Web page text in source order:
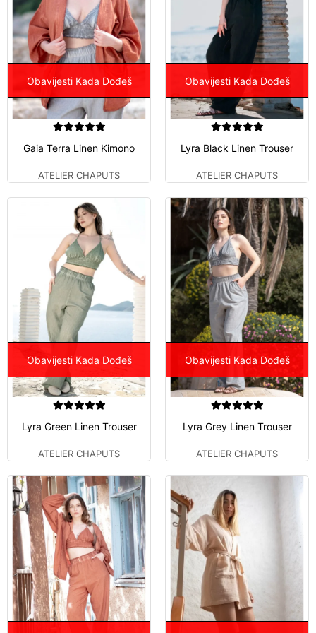
Obavijesti Kada Dođeš
Gaia Terra Linen Kimono
ATELIER CHAPUTS
Obavijesti Kada Dođeš
Lyra Black Linen Trouser
ATELIER CHAPUTS
Obavijesti Kada Dođeš
Lyra Green Linen Trouser
ATELIER CHAPUTS
Obavijesti Kada Dođeš
Lyra Grey Linen Trouser
ATELIER CHAPUTS